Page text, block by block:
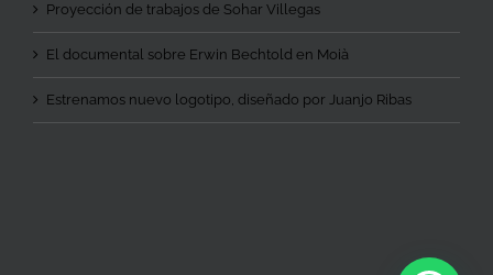
Proyección de trabajos de Sohar Villegas
El documental sobre Erwin Bechtold en Moià
Estrenamos nuevo logotipo, diseñado por Juanjo Ribas